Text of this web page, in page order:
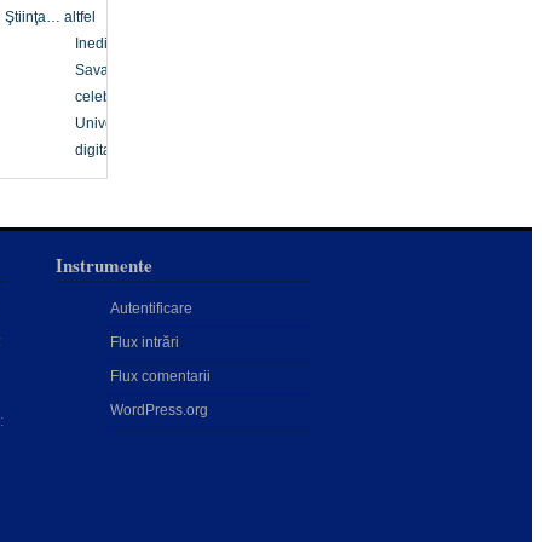
Ştiinţa… altfel
Inedit
Savanți
celebri
Univers
digital
:
:
Instrumente
Autentificare
Flux intrări
Flux comentarii
WordPress.org